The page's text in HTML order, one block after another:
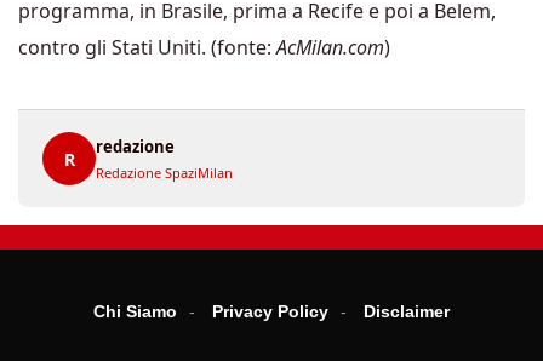
programma, in Brasile, prima a Recife e poi a Belem,
contro gli Stati Uniti. (fonte:AcMilan.com)
R
redazione
Redazione SpaziMilan
Chi Siamo Privacy Policy Disclaimer